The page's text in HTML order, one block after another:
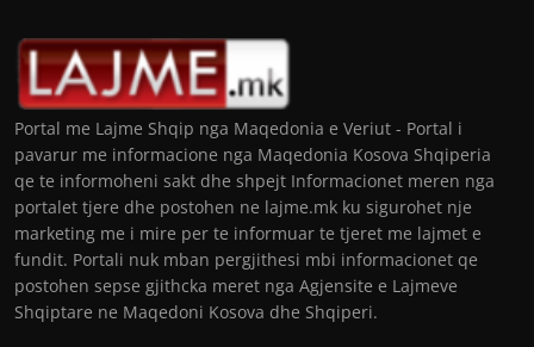
Portal me Lajme Shqip nga Maqedonia e Veriut - Portal i
pavarur me informacione nga Maqedonia Kosova Shqiperia
qe te informoheni sakt dhe shpejt Informacionet meren nga
portalet tjere dhe postohen ne lajme.mk ku sigurohet nje
marketing me i mire per te informuar te tjeret me lajmet e
fundit. Portali nuk mban pergjithesi mbi informacionet qe
postohen sepse gjithcka meret nga Agjensite e Lajmeve
Shqiptare ne Maqedoni Kosova dhe Shqiperi.